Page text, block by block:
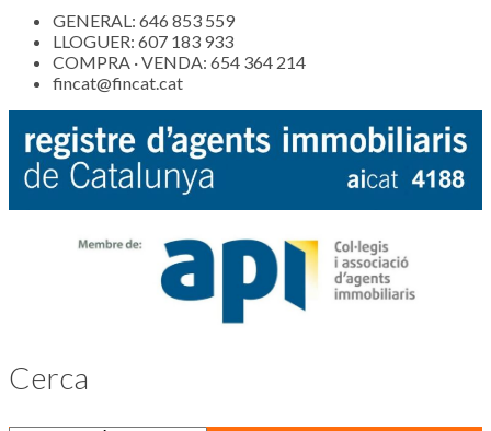
GENERAL: 646 853 559
LLOGUER: 607 183 933
COMPRA · VENDA: 654 364 214
fincat@fincat.cat
Cerca